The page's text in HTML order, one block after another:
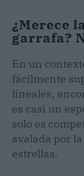
¿Merece
garrafa?
En un
fácilmente
lineales,
es casi un
solo es
avalada por
estrellas.